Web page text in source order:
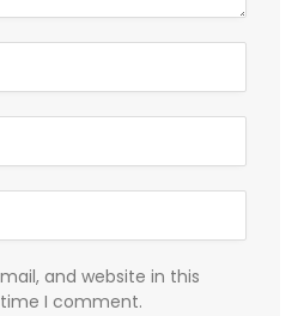
and website in this
I comment.